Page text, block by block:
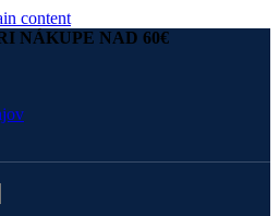
content
NÁKUPE NAD 60€